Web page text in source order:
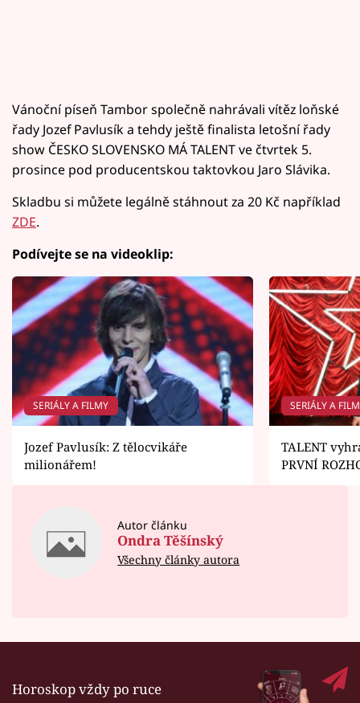
Vánoční píseň Tambor společně nahrávali vítěz loňské
řady Jozef Pavlusík a tehdy ještě finalista letošní řady
show ČESKO SLOVENSKO MÁ TALENT ve čtvrtek 5.
prosince pod producentskou taktovkou Jaro Slávika.
Skladbu si můžete legálně stáhnout za 20 Kč například
ZDE.
Podívejte se na videoklip:
SERIÁLY A FILMY
Jozef Pavlusík: Z tělocvikáře
milionářem!
SERIÁLY A
TALENT
PRVNÍ
Autor článku
Ondra Těšínský
Všechny články autora
Horoskop vždy po ruce